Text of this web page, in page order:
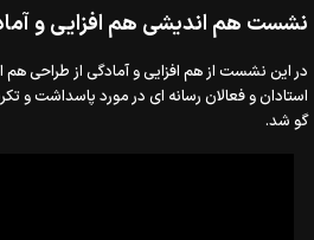
نشست هم اندیشی هم افزایی و
در این نشست از هم افزایی و آمادگی از طراحی هم
استادان و فعالان رسانه ای در مورد پاسداشت و
گو شد.